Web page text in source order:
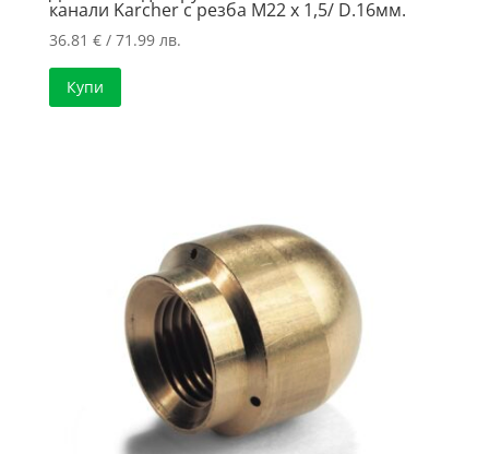
канали Karcher с резба M22 x 1,5/ D.16мм.
36.81 €/ 71.99 лв.
Купи